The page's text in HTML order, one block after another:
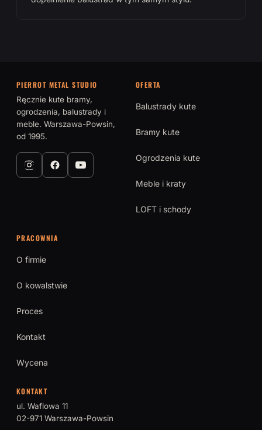
PIERROT METAL STUDIO
Ręcznie kute bramy,
ogrodzenia, balustrady i
meble. Warszawa-Powsin,
od 1995.
OFERTA
Balustrady kute
Bramy kute
Ogrodzenia kute
Meble i kraty
LOFT i schody
PRACOWNIA
O firmie
O kowalstwie
Proces
Kontakt
Wycena
KONTAKT
ul. Waflowa 11
02-971 Warszawa-Powsin